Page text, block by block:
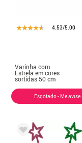
4.53/5.00
Varinha com
Estrela em cores
sortidas 50 cm
Esgotado - Me avise